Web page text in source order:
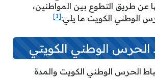
عن طريق التطوع بين المواطنين،
الوطني الكويت ما يلي:[1]
الوطني الكويتي
الحرس الوطني الكويت والمدة